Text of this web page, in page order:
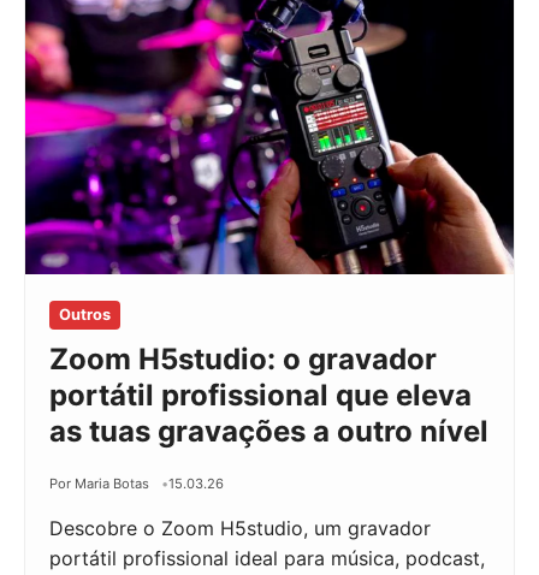
Outros
Zoom H5studio: o gravador
portátil profissional que eleva
as tuas gravações a outro nível
Por Maria Botas 15.03.26
Descobre o Zoom H5studio, um gravador
portátil profissional ideal para música, podcast,